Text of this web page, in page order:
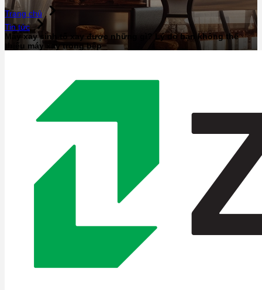
Trang chủ
Tin tức
Máy xay sinh tố xay được những gì? Lý do bạn không thể
thiếu máy xay trong bếp